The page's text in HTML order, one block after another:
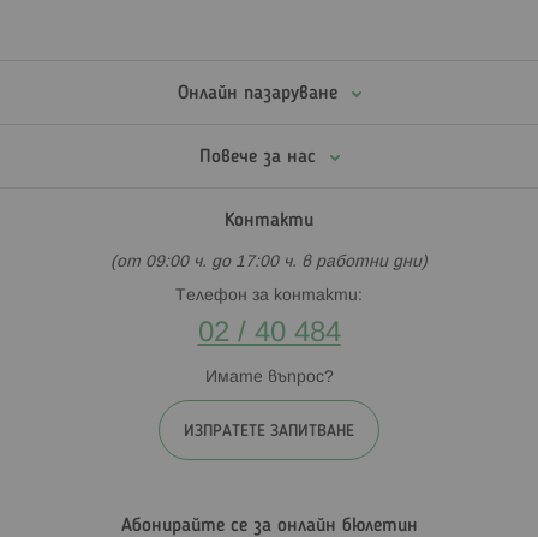
Онлайн пазаруване
Повече за нас
Контакти
(от 09:00 ч. до 17:00 ч. в работни дни)
Телефон за контакти:
02 / 40 484
Имате въпрос?
ИЗПРАТЕТЕ ЗАПИТВАНЕ
Абонирайте се за онлайн бюлетин